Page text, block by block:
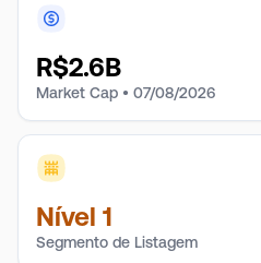
Ferbasa atende
R$2.6B
Market Cap • 07/08/2026
Nível 1
Segmento de Listagem